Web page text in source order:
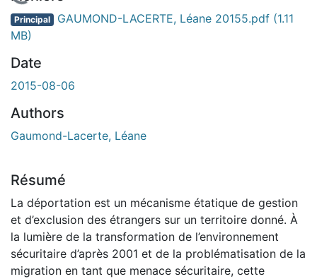
En cours de chargement...
Principal GAUMOND-LACERTE, Léane 20155.pdf (1.11
MB)
Date
2015-08-06
Authors
Gaumond-Lacerte, Léane
Résumé
La déportation est un mécanisme étatique de gestion
et d’exclusion des étrangers sur un territoire donné. À
la lumière de la transformation de l’environnement
sécuritaire d’après 2001 et de la problématisation de la
migration en tant que menace sécuritaire, cette